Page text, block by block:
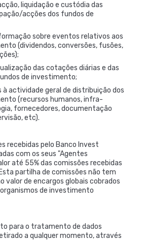
liquidação e custódia das
acções dos fundos de
sobre eventos relativos aos
(dividendos, conversões, fusões,
das cotações diárias e das
de investimento;
actividade geral de distribuição dos
(recursos humanos, infra-
fornecedores, documentação
etc).
recebidas pelo Banco Invest
com os seus "Agentes
até 55% das comissões recebidas
partilha de comissões não tem
valor de encargos globais cobrados
de investimento
para o tratamento de dados
a qualquer momento, através